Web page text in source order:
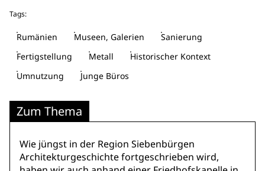
Tags:
Rumänien Museen, Galerien
Sanierung
Fertigstellung
Metall
Historischer Kontext
Umnutzung
Junge Büros
Zum Thema
Wie jüngst in der Region Siebenbürgen
Architekturgeschichte fortgeschrieben wird,